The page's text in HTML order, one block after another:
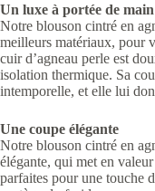
Un luxe à portée de main
Notre blouson cintré en
meilleurs matériaux, pour
cuir d’agneau perle est
isolation thermique. Sa
intemporelle, et elle lui
Une coupe élégante
Notre blouson cintré en
élégante, qui met en
parfaites pour une touche